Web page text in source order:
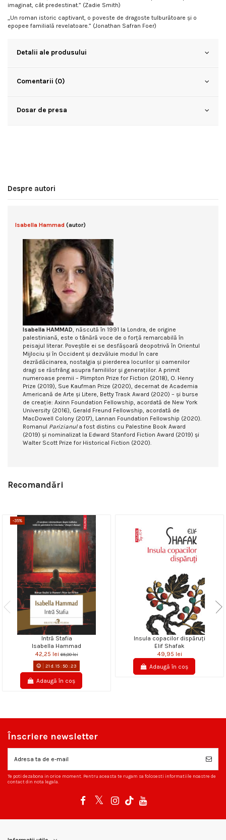
imaginat, cât predestinat.” (Zadie Smith)
„Un roman istoric captivant, o poveste de dragoste tulburătoare şi o
epopee familială revelatoare.” (Jonathan Safran Foer)
Detalii ale produsului
Comentarii (0)
Dosar de presa
Despre autori
Isabella Hammad (autor)
Isabella HAMMAD, născută în 1991 la Londra, de origine
palestiniană, este o tânără voce de o forţă remarcabilă în
peisajul literar. Poveştile ei se desfăşoară deopotrivă în Orientul
Mijlociu şi în Occident şi dezvăluie modul în care
dezrădăcinarea, nostalgia şi pierderea locurilor şi oamenilor
dragi se răsfrâng asupra familiilor şi generaţiilor. A primit
numeroase premii – Plimpton Prize for Fiction (2018), O. Henry
Prize (2019), Sue Kaufman Prize (2020), decernat de Academia
Americană de Arte şi Litere, Betty Trask Award (2020) – şi burse
de creaţie: Axinn Foundation Fellowship, acordată de New York
University (2016), Gerald Freund Fellowship, acordată de
MacDowell Colony (2017), Lannan Foundation Fellowship (2020).
Romanul Parizianula fost distins cu Palestine Book Award
(2019) şi nominalizat la Edward Stanford Fiction Award (2019) şi
Walter Scott Prize for Historical Fiction (2020).
Recomandări
-35%
Intră Stafia
Isabella Hammad
42,25 lei65,00 lei
21 d. 15:50:22
Adaugă în coș
Insula copacilor dispăruţi
Elif Shafak
49,95 lei
Adaugă în coș
Înscriere newsletter
Te poti dezabona in orice moment. Pentru aceasta te rugam sa folosesti informatiile noastre de
contact din nota legala.